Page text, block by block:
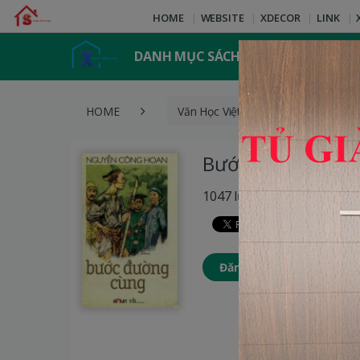
HOME WEBSITE XDECOR LINK
DANH MỤC SÁCH
HOME Văn Học Việt Nam
Bước Đường
1047 lượt xem
Đăng nhập để thêm Sách